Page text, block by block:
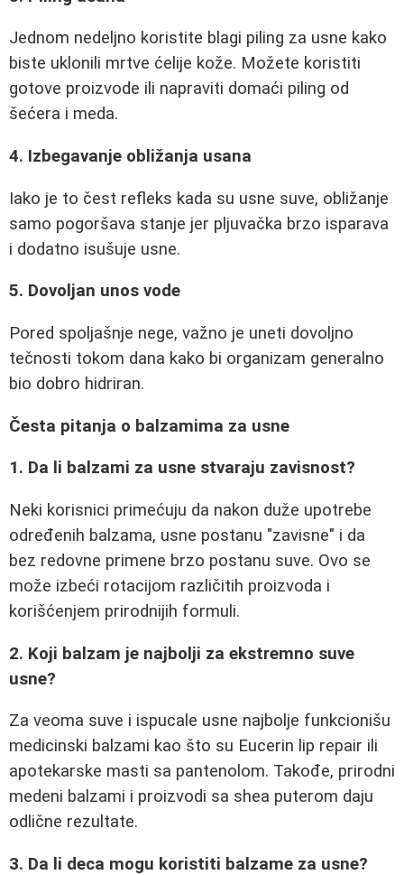
Jednom nedeljno koristite blagi piling za usne kako
biste uklonili mrtve ćelije kože. Možete koristiti
gotove proizvode ili napraviti domaći piling od
šećera i meda.
4. Izbegavanje obližanja usana
Iako je to čest refleks kada su usne suve, obližanje
samo pogoršava stanje jer pljuvačka brzo isparava
i dodatno isušuje usne.
5. Dovoljan unos vode
Pored spoljašnje nege, važno je uneti dovoljno
tečnosti tokom dana kako bi organizam generalno
bio dobro hidriran.
Česta pitanja o balzamima za usne
1. Da li balzami za usne stvaraju zavisnost?
Neki korisnici primećuju da nakon duže upotrebe
određenih balzama, usne postanu "zavisne" i da
bez redovne primene brzo postanu suve. Ovo se
može izbeći rotacijom različitih proizvoda i
korišćenjem prirodnijih formuli.
2. Koji balzam je najbolji za ekstremno suve
usne?
Za veoma suve i ispucale usne najbolje funkcionišu
medicinski balzami kao što su Eucerin lip repair ili
apotekarske masti sa pantenolom. Takođe, prirodni
medeni balzami i proizvodi sa shea puterom daju
odlične rezultate.
3. Da li deca mogu koristiti balzame za usne?